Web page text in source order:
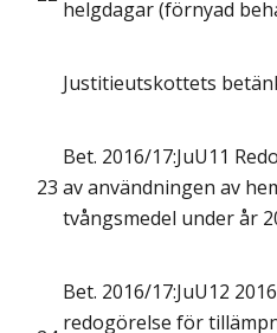
helgdagar (förnyad
Justitieutskottets
23
Bet. 2016/17:JuU11
av användningen av
tvångsmedel under år
Bet. 2016/17:JuU12
redogörelse för